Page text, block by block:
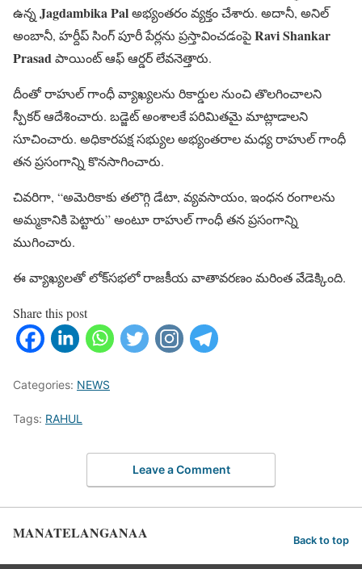
ఉన్న Jagdambika Palఅభ్యంతరం వ్యక్తం చేశారు. అదానీ, అనిల్
అంబానీ, హర్దీప్ సింగ్ పూరీ పేర్లను ప్రస్తావించడంపైRavi Shankar
Prasadపాయింట్ ఆఫ్ ఆర్డర్ లేవనెత్తారు.
దీంతో రాహుల్ గాంధీ వ్యాఖ్యలను రికార్డుల నుంచి తొలగించాలని
స్పీకర్ ఆదేశించారు. బడ్జెట్ అంశాలకే పరిమితమై మాట్లాడాలని
సూచించారు. అధికారపక్ష సభ్యుల అభ్యంతరాల మధ్య రాహుల్ గాంధీ
తన ప్రసంగాన్ని కొనసాగించారు.
చివరిగా, “అమెరికాకు తలొగ్గి డేటా, వ్యవసాయం, ఇంధన రంగాలను
అమ్మకానికి పెట్టారు” అంటూ రాహుల్ గాంధీ తన ప్రసంగాన్ని
ముగించారు.
ఈ వ్యాఖ్యలతో లోక్‌సభలో రాజకీయ వాతావరణం మరింత వేడెక్కింది.
Share this post
Categories: NEWS
Tags: RAHUL
Leave a Comment
MANATELANGANAA Back to top